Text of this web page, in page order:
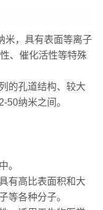
米，具有表面等离子
、催化活性等特殊
的孔道结构、较大
50纳米之间。
。
有高比表面积和大
等各种分子。